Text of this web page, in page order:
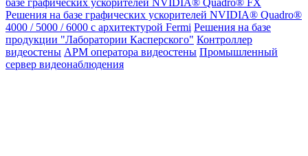
Решения на базе графических ускорителей NVIDIA® Quadro®
4000 / 5000 / 6000 с архитектурой Fermi Решения на базе
продукции "Лаборатории Касперского" Контроллер
видеостены АРМ оператора видеостены Промышленный
сервер видеонаблюдения